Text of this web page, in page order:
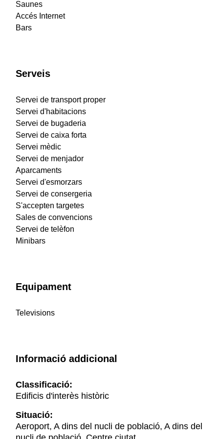
Saunes
Accés Internet
Bars
Serveis
Servei de transport proper
Servei d'habitacions
Servei de bugaderia
Servei de caixa forta
Servei mèdic
Servei de menjador
Aparcaments
Servei d'esmorzars
Servei de consergeria
S'accepten targetes
Sales de convencions
Servei de telèfon
Minibars
Equipament
Televisions
Informació addicional
Classificació:
Edificis d'interès històric
Situació:
Aeroport, A dins del nucli de població, A dins del